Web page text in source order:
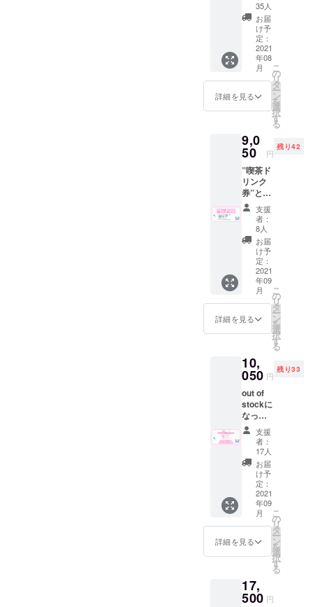
て風合
いが増
しま
す。 ※
郵送は
９月中
頃を予
定して
おりま
す。
て風合
いが増
しま
す。 ※
郵送は
９月中
頃を予
おりま
す。
送は9月
中頃を
予定し
ており
ます。
※送料は
プロ
トオー
ナー負
す。 て
ぬぐい
につい
て デザ
インを
上堀内
美術氏
https://t
witter.c
om/mid
uno_m
e?s=20
制作を
かまわ
ぬ
kamaw
anu.jp
ご依頼
させて
頂きま
した。
サイ
ズ 約
33cm×
90cm
綿１０
０％ 日
染めの
ため色
落ち、
色移り
とがあ
りま
使って
いくう
ちに落
のみの
ご注文
に限り
ます。
Tシャツ
につい
て アー
トディ
レク
http://lit
tlebeac
h.net/
に喫茶
深海のT
シャツ
デザイ
ンをご
依頼さ
せて頂
きまし
た。 ク
ラウド
ファン
ディン
後の受
注生産
で、郵
送は９
月中頃
を予定
してお
りま
す。
ます。
※ドリン
ク券は
アル
コール
も可
（使用
時に喫
茶での
場合）
但し未
成年の
方はソ
フトド
リンク
のみの
ご注文
に限り
ます。
※有効期
限2022
年９月
末 ※郵
送は9月
中頃を
予定し
プロ
ジェク
ナー負
担とな
りま
す。 T
シャツ
につい
て アー
トディ
レク
ターの
小磯竜
也氏
http://lit
tlebeac
h.net/
シャツ
デザイ
数券
（サウ
ナ料金
200円
→130
円）喫
茶ドリ
ンク５
杯分の
回数券
を同封
送りさ
せて頂
きま
す。 ※
ドリン
ク券は
過去に
使用し
てい
た”サウ
ナ100円
引き
券”を代
用致し
ます。
※ドリン
ク券は
（使用
時に喫
茶での
酒類の
販売が
可能の
場合）
但し未
成年の
方はソ
フトド
リンク
のみの
ご注文
に限り
ます。
※有効期
送は８
月中頃
35人
お届
け予
定：
2021
年08
月
詳細を見る
こ
の
リ
タ
ー
ン
を
選
択
す
る
9,0
50 円
残り42
”喫茶ド
リンク
券”と”T
シャ
ツ”と”
てぬぐ
い”と”
グラ
ス”と"
ポスト
カー
ド"を同
封して
お送り
させて
頂きま
礼品の
詳細は
各リ
ターン
でご確
認下さ
い。 ※
ドリン
ク券は
過去に
使用し
てい
た”サウ
ナ100円
引き
券”を代
用致し
※ドリン
アル
コール
支援
者：
8人
お届
け予
定：
2021
年09
月
詳細を見る
こ
の
リ
タ
ー
ン
を
選
択
す
る
10,
050 円
残り33
out of
stockに
なって
いたこ
ちらの
プラン
を追加
致しま
した。
リター
ン品の
内容は
同じで
す。 ”サ
ウナ入
浴券１
喫茶ド
リンク
支援
者：
17人
お届
け予
定：
2021
年09
月
詳細を見る
こ
の
リ
タ
ー
ン
を
選
択
す
る
17,
500 円